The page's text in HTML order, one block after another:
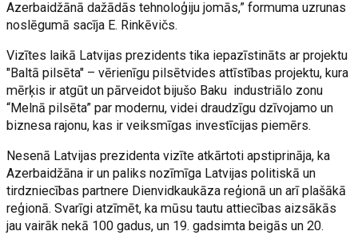
Azerbaidžānā dažādās tehnoloģiju jomās,” formuma uzrunas
noslēgumā sacīja E. Rinkēvičs.
Vizītes laikā Latvijas prezidents tika iepazīstināts ar projektu
"Baltā pilsēta" – vērienīgu pilsētvides attīstības projektu, kura
mērķis ir atgūt un pārveidot bijušo Baku industriālo zonu
“Melnā pilsēta” par modernu, videi draudzīgu dzīvojamo un
biznesa rajonu, kas ir veiksmīgas investīcijas piemērs.
Nesenā Latvijas prezidenta vizīte atkārtoti apstiprināja, ka
Azerbaidžāna ir un paliks nozīmīga Latvijas politiskā un
tirdzniecības partnere Dienvidkaukāza reģionā un arī plašākā
reģionā. Svarīgi atzīmēt, ka mūsu tautu attiecības aizsākās
jau vairāk nekā 100 gadus, un 19. gadsimta beigās un 20.